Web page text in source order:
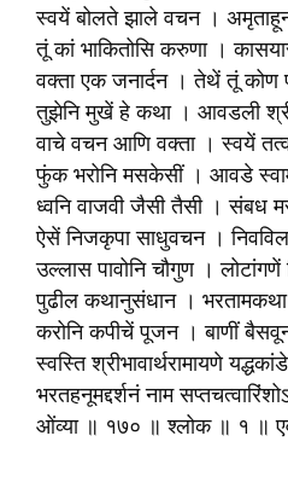
स्वयें बोलते झाले वचन ।
तूं कां भाकितोसि करुणा ।
वक्ता एक जनार्दन । तेथें तूं कोण
तुझेनि मुखें हे कथा । आवडली
वाचे वचन आणि वक्ता । स्वयें
फुंक भरोनि मसकेसीं । आवडे
ध्वनि वाजवी जैसी तैसी । संबध
ऐसें निजकृपा साधुवचन ।
उल्लास पावोनि चौगुण ।
पुढील कथानुसंधान ।
करोनि कपीचें पूजन । बाणीं
स्वस्ति श्रीभावार्थरामायणे
भरतहनूमद्दर्शनं नाम
ओंव्या ॥ १७० ॥ श्लोक ॥ १ ॥